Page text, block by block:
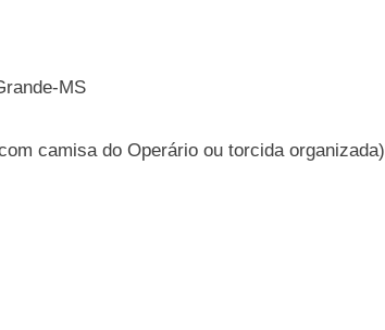
MS
camisa do Operário ou torcida organizada)